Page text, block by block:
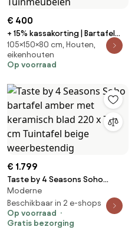
€ 400
+ 15% kassakorting | Bartafel
Bellagio | Rechthoekig |
Tuintafel Polywood | 150x80cm |
4 personen | Kees Smit
105×150×80 cm, Houten,
eikenhouten
Op voorraad
€ 1.799
Taste by 4 Seasons Soho
bartafel amber met keramisch
blad 220 x 75 cm Tuintafel
beige weerbestendig
Moderne
Beschikbaar in 2 e-shops
Op voorraad
Gratis bezorging